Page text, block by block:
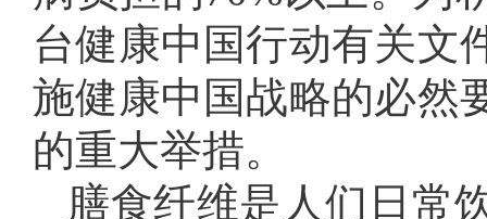
台健康中国行动有关文
施健康中国战略的必然
的重大举措。
膳食纤维是人们日常